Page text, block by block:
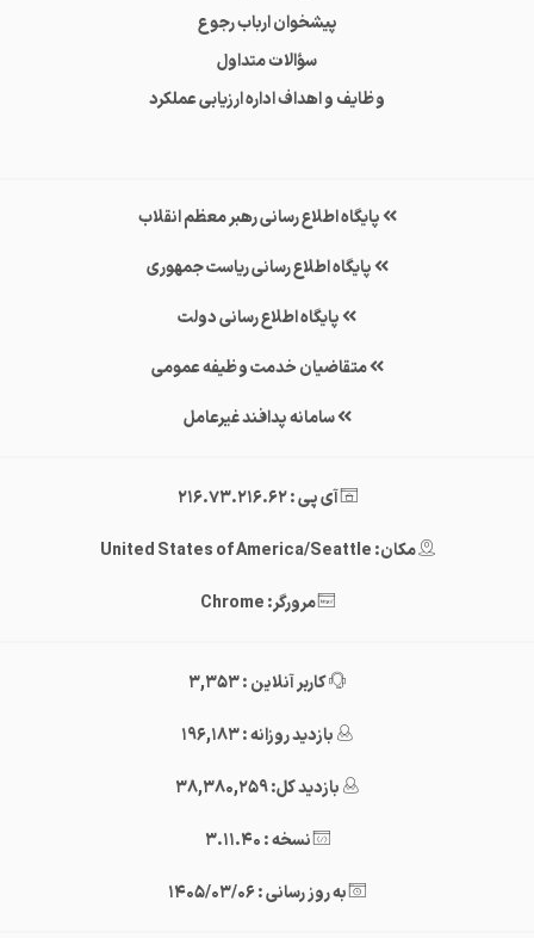
پیشخوان ارباب رجوع
سؤالات متداول
وظایف و اهداف اداره ارزیابی عملکرد
پایگاه اطلاع رسانی رهبر معظم انقلاب
پایگاه اطلاع رسانی ریاست جمهوری
پایگاه اطلاع رسانی دولت
متقاضیان خدمت وظیفه عمومی
سامانه پدافند غیرعامل
آی پی : 216.73.216.62
مکان: United States of America/Seattle
مرورگر: Chrome
کاربر آنلاین : 3,353
بازدید روزانه : 196,183
بازدید کل: 38,380,259
نسخه : 3.11.40
به روز رسانی : 1405/03/06